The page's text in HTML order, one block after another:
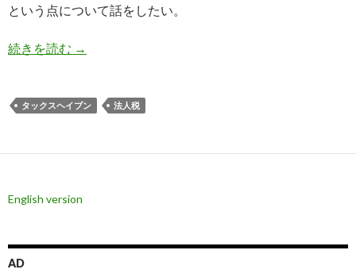
という点について話をしたい。
続きを読む グローバルビジネスにおけるタックスヘイブン
→
タックスヘイブン 法人税
English version
AD